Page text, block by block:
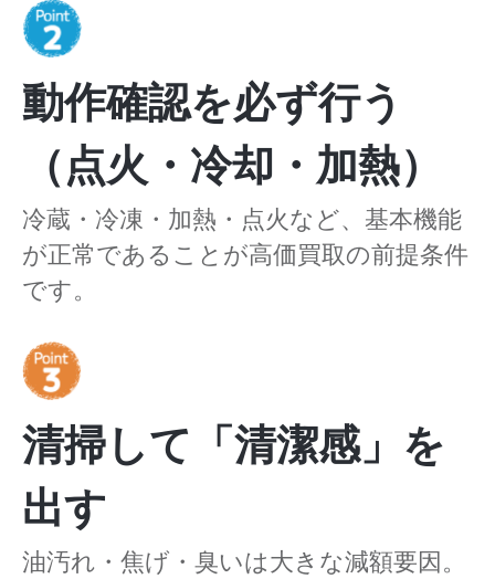
動作確認を必ず行う
（点火・冷却・加熱）
冷蔵・冷凍・加熱・点火など、基本機能
が正常であることが高価買取の前提条件
です。
清掃して「清潔感」を
出す
油汚れ・焦げ・臭いは大きな減額要因。